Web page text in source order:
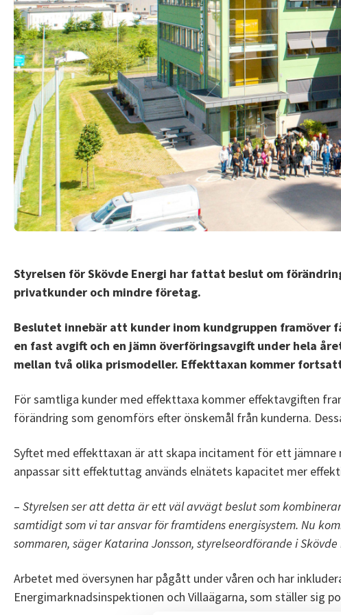
Styrelsen för Skövde Energi har fattat beslut om
privatkunder och mindre företag.
Beslutet innebär att kunder inom kundgruppen
en fast avgift och en jämn överföringsavgift under hela
mellan två olika prismodeller. Effekttaxan kommer
För samtliga kunder med effekttaxa kommer effektavgiften
förändring som genomförs efter önskemål från kunderna.
Syftet med effekttaxan är att skapa incitament för ett
anpassar sitt effektuttag används elnätets kapacitet mer
– Styrelsen ser att detta är ett väl avvägt beslut som
samtidigt som vi tar ansvar för framtidens energisystem. Nu
sommaren, säger Katarina Jonsson, styrelseordförande i Skövde
Arbetet med översynen har pågått under våren och har
Energimarknadsinspektionen och Villaägarna, som ställer sig